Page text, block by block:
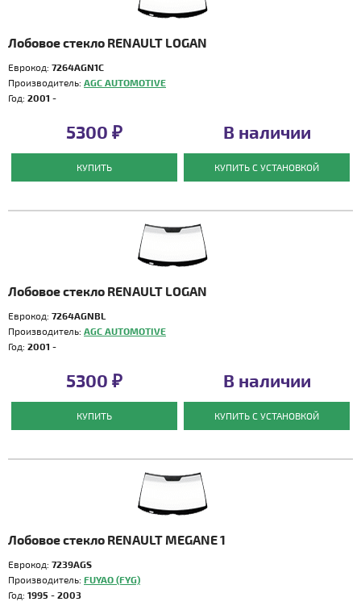
Лобовое стекло RENAULT LOGAN
Еврокод: 7264AGN1C
Производитель: AGC AUTOMOTIVE
Год: 2001 -
5300 ₽
КУПИТЬ
В наличии
КУПИТЬ С УСТАНОВКОЙ
Лобовое стекло RENAULT LOGAN
Еврокод: 7264AGNBL
Производитель: AGC AUTOMOTIVE
Год: 2001 -
5300 ₽
КУПИТЬ
В наличии
КУПИТЬ С УСТАНОВКОЙ
Лобовое стекло RENAULT MEGANE 1
Еврокод: 7239AGS
Производитель: FUYAO (FYG)
Год: 1995 - 2003